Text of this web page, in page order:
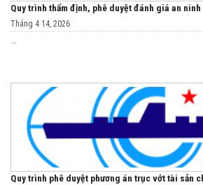
Quy trình thẩm định, phê duyệt đánh giá an
Tháng 4 14, 2026
Quy trình phê duyệt phương án trục vớt tài sản